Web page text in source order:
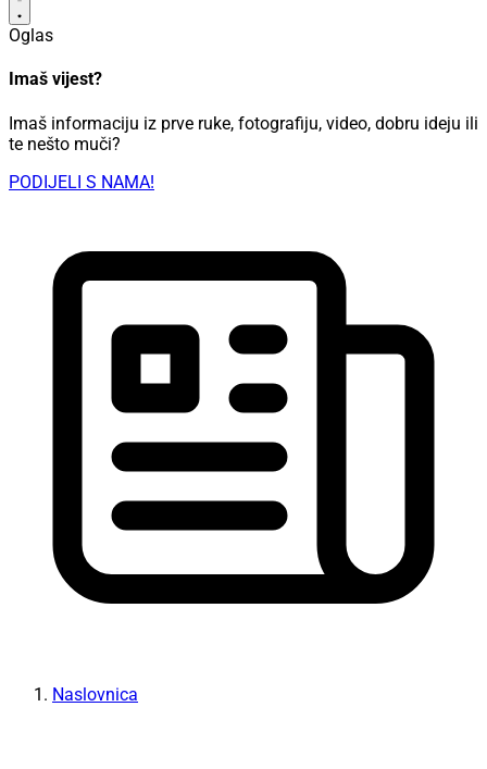
Oglas
Imaš vijest?
Imaš informaciju iz prve ruke, fotografiju, video, dobru ideju ili
te nešto muči?
PODIJELI S NAMA!
Naslovnica